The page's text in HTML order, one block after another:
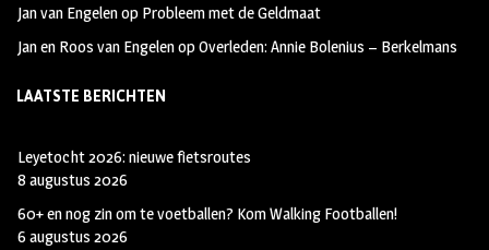
Jan van Engelenop Probleem met de Geldmaat
Jan en Roos van EngelenopOverleden: Annie Bolenius – Berkelmans
LAATSTE BERICHTEN
Leyetocht 2026: nieuwe fietsroutes
8 augustus 2026
60+ en nog zin om te voetballen? Kom Walking Footballen!
6 augustus 2026